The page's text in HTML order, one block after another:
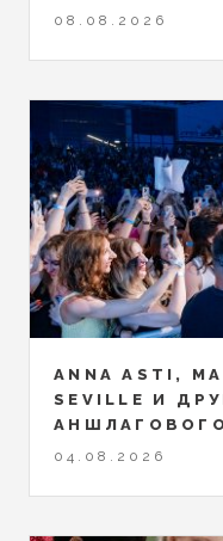
08.08.2026
ANNA ASTI,
SEVILLE И
04.08.2026